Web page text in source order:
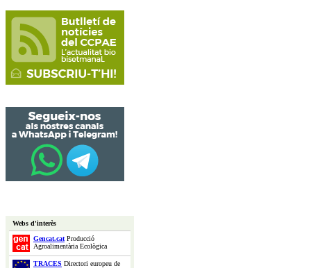
Webs d'interès
Gencat.catProducció
Agroalimentària Ecològica
TRACES Directori europeu de